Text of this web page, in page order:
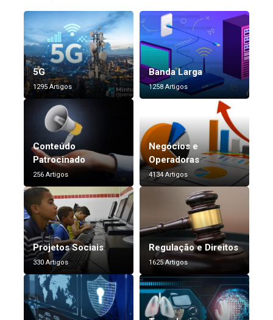
5G
1295 Artigos
Banda Larga
1258 Artigos
Conteúdo
Patrocinado
256 Artigos
Negócios e
Operadoras
4134 Artigos
Projetos Sociais
330 Artigos
Regulação e Direitos
1625 Artigos